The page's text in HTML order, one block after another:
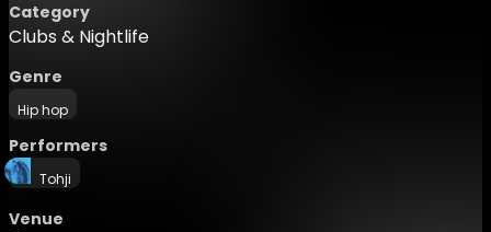
Category
Clubs & Nightlife
Genre
Hip hop
Performers
Tohji
Venue